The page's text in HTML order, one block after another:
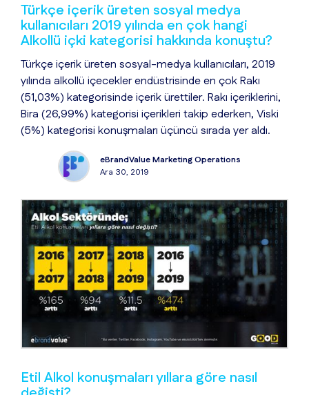
Türkçe içerik üreten sosyal medya
kullanıcıları 2019 yılında en çok hangi
Alkollü içki kategorisi hakkında konuştu?
Türkçe içerik üreten sosyal-medya kullanıcıları, 2019
yılında alkollü içecekler endüstrisinde en çok Rakı
(51,03%) kategorisinde içerik ürettiler. Rakı içeriklerini,
Bira (26,99%) kategorisi içerikleri takip ederken, Viski
(5%) kategorisi konuşmaları üçüncü sırada yer aldı.
eBrandValue Marketing Operations
Ara 30, 2019
Etil Alkol konuşmaları yıllara göre nasıl